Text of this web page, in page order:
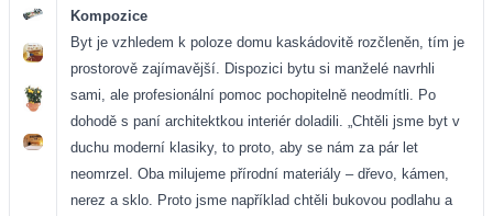
Kompozice
Byt je vzhledem k poloze domu kaskádovitě rozčleněn, tím je
prostorově zajímavější. Dispozici bytu si manželé navrhli
sami, ale profesionální pomoc pochopitelně neodmítli. Po
dohodě s paní architektkou interiér doladili. „Chtěli jsme byt v
duchu moderní klasiky, to proto, aby se nám za pár let
neomrzel. Oba milujeme přírodní materiály – dřevo, kámen,
nerez a sklo. Proto jsme například chtěli bukovou podlahu a